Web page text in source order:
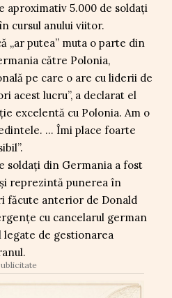
aproximativ 5.000 de soldați
cursul anului viitor.
„ar putea” muta o parte din
către Polonia,
pe care o are cu liderii de
acest lucru”, a declarat el
excelentă cu Polonia. Am o
… Îmi place foarte
soldați din Germania a fost
reprezintă punerea în
făcute anterior de Donald
cu cancelarul german
de gestionarea